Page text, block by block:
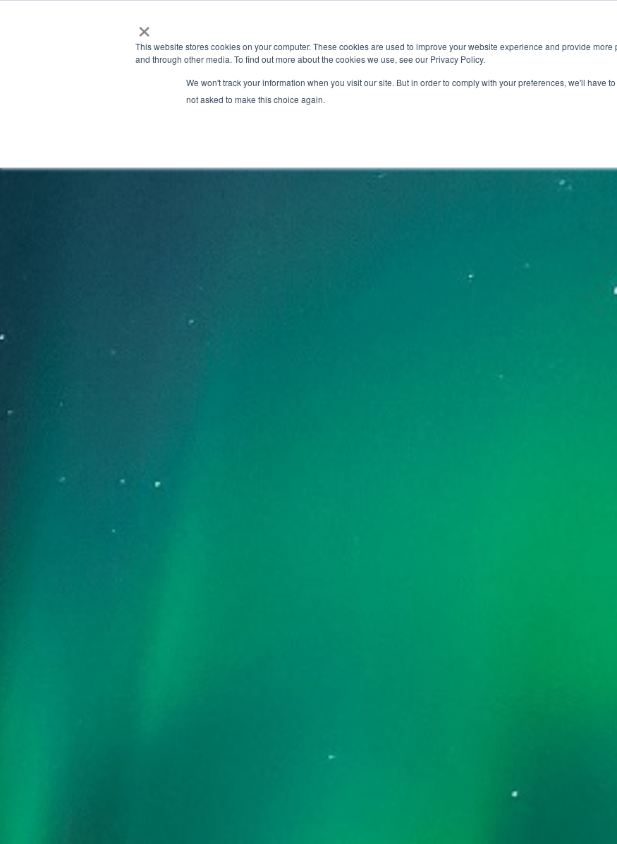
×
This website stores cookies on your computer. These cookies are used to improve your website experience and provide
and through other media. To find out more about the cookies we use, see our Privacy Policy.
We won't track your information when you visit our site. But in order to comply with your preferences, we'll have
not asked to make this choice again.
应用 市场准入服务